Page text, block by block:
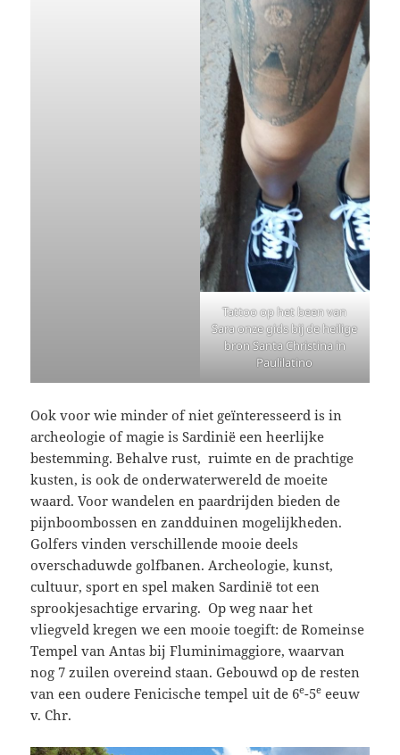
Tattoo op het been van
Sara onze gids bij de heilige
bron Santa Christina in
Paulilatino
Ook voor wie minder of niet geïnteresseerd is in
archeologie of magie is Sardinië een heerlijke
bestemming. Behalve rust, ruimte en de prachtige
kusten, is ook de onderwaterwereld de moeite
waard. Voor wandelen en paardrijden bieden de
pijnboombossen en zandduinen mogelijkheden.
Golfers vinden verschillende mooie deels
overschaduwde golfbanen. Archeologie, kunst,
cultuur, sport en spel maken Sardinië tot een
sprookjesachtige ervaring. Op weg naar het
vliegveld kregen we een mooie toegift: de Romeinse
Tempel van Antas bij Fluminimaggiore, waarvan
nog 7 zuilen overeind staan. Gebouwd op de resten
van een oudere Fenicische tempel uit de 6e-5e eeuw
v. Chr.